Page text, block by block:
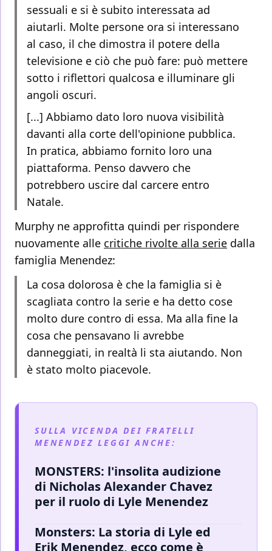
sessuali e si è subito interessata ad
aiutarli. Molte persone ora si interessano
al caso, il che dimostra il potere della
televisione e ciò che può fare: può mettere
sotto i riflettori qualcosa e illuminare gli
angoli oscuri.
[...] Abbiamo dato loro nuova visibilità
davanti alla corte dell'opinione pubblica.
In pratica, abbiamo fornito loro una
piattaforma. Penso davvero che
potrebbero uscire dal carcere entro
Natale.
Murphy ne approfitta quindi per rispondere
nuovamente alle critiche rivolte alla serie dalla
famiglia Menendez:
La cosa dolorosa è che la famiglia si è
scagliata contro la serie e ha detto cose
molto dure contro di essa. Ma alla fine la
cosa che pensavano li avrebbe
danneggiati, in realtà li sta aiutando. Non
è stato molto piacevole.
SULLA VICENDA DEI FRATELLI
MENENDEZ LEGGI ANCHE:
MONSTERS: l'insolita audizione
di Nicholas Alexander Chavez
per il ruolo di Lyle Menendez
Monsters: La storia di Lyle ed
Erik Menendez, ecco come è